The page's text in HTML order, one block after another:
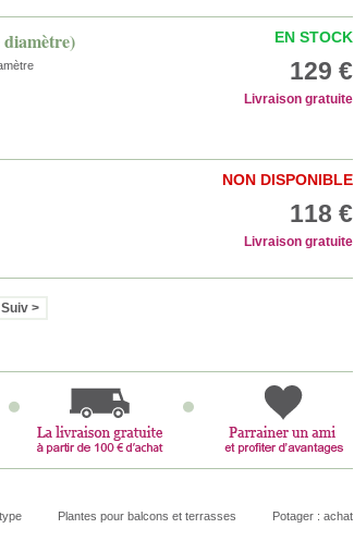
diamètre) EN STOCK
129 €
Livraison gratuite
NON DISPONIBLE
118 €
Livraison gratuite
Suiv >
Plantes pour balcons et terrasses
Potager : achat